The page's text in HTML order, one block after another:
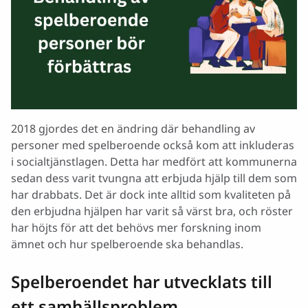
Nyheter
Inte alla är medvetna om att hjälp finns
att få
Sammanfattning
Artiklar från oss
2018 gjordes det en ändring där behandling av
personer med spelberoende också kom att inkluderas
i socialtjänstlagen. Detta har medfört att kommunerna
sedan dess varit tvungna att erbjuda hjälp till dem som
har drabbats. Det är dock inte alltid som kvaliteten på
den erbjudna hjälpen har varit så värst bra, och röster
har höjts för att det behövs mer forskning inom
ämnet och hur spelberoende ska behandlas.
Spelberoendet har utvecklats till